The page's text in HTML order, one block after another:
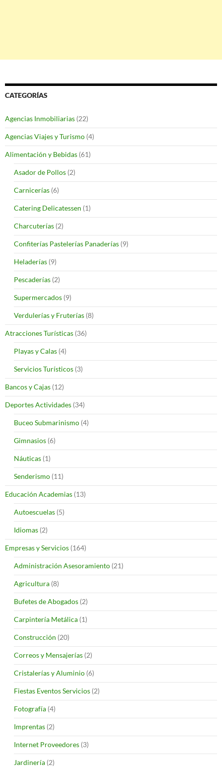
CATEGORÍAS
Agencias Inmobiliarias (22)
Agencias Viajes y Turismo (4)
Alimentación y Bebidas (61)
Asador de Pollos (2)
Carnicerías (6)
Catering Delicatessen (1)
Charcuterías (2)
Confiterías Pastelerías Panaderías (9)
Heladerías (9)
Pescaderías (2)
Supermercados (9)
Verdulerías y Fruterías (8)
Atracciones Turísticas (36)
Playas y Calas (4)
Servicios Turísticos (3)
Bancos y Cajas (12)
Deportes Actividades (34)
Buceo Submarinismo (4)
Gimnasios (6)
Náuticas (1)
Senderismo (11)
Educación Academias (13)
Autoescuelas (5)
Idiomas (2)
Empresas y Servicios (164)
Administración Asesoramiento (21)
Agricultura (8)
Bufetes de Abogados (2)
Carpintería Metálica (1)
Construcción (20)
Correos y Mensajerías (2)
Cristalerías y Aluminio (6)
Fiestas Eventos Servicios (2)
Fotografía (4)
Imprentas (2)
Internet Proveedores (3)
Jardinería (2)